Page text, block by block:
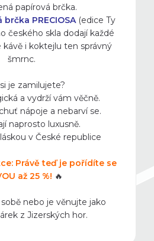
papírová brčka.
PRECIOSA(edice Ty
českého skla dodají každé
kávě i koktejlu ten správný
šmrnc.
je zamilujete?
a vydrží vám věčně.
nápoje a nebarví se.
naprosto luxusně.
v České republice
Právě teď je pořídíte se
až 25 %! 🔥
nebo je věnujte jako
z Jizerských hor.